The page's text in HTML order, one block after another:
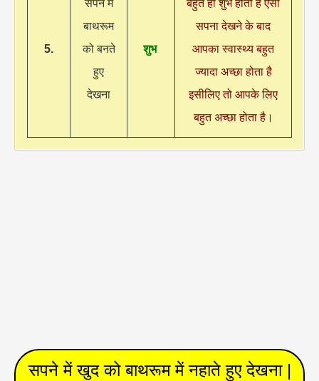
5.
सपने में
बाथरूम
को बनते
हुए
देखना
शुभ
बहुत ही शुभ होता है ऐसा
सपना देखने के बाद
आपका स्वास्थ्य बहुत
ज्यादा अच्छा होता है
इसीलिए तो आपके लिए
बहुत अच्छा होता है।
सपने में खुद को बाथरूम में नहाते हुए देखना |